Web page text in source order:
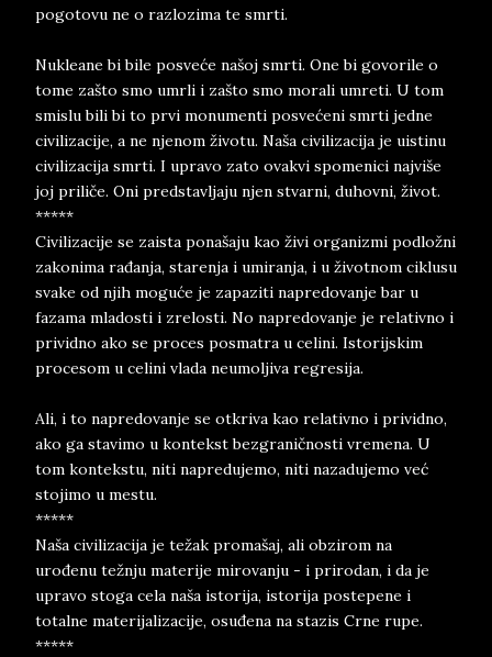
pogotovu ne o razlozima te smrti.
Nukleane bi bile posveće našoj smrti. One bi govorile o
tome zašto smo umrli i zašto smo morali umreti. U tom
smislu bili bi to prvi monumenti posvećeni smrti jedne
civilizacije, a ne njenom životu. Naša civilizacija je uistinu
civilizacija smrti. I upravo zato ovakvi spomenici najviše
joj priliče. Oni predstavljaju njen stvarni, duhovni, život.
*****
Civilizacije se zaista ponašaju kao živi organizmi podložni
zakonima rađanja, starenja i umiranja, i u životnom ciklusu
svake od njih moguće je zapaziti napredovanje bar u
fazama mladosti i zrelosti. No napredovanje je relativno i
prividno ako se proces posmatra u celini. Istorijskim
procesom u celini vlada neumoljiva regresija.
Ali, i to napredovanje se otkriva kao relativno i prividno,
ako ga stavimo u kontekst bezgraničnosti vremena. U
tom kontekstu, niti napredujemo, niti nazadujemo već
stojimo u mestu.
*****
Naša civilizacija je težak promašaj, ali obzirom na
urođenu težnju materije mirovanju - i prirodan, i da je
upravo stoga cela naša istorija, istorija postepene i
totalne materijalizacije, osuđena na stazis Crne rupe.
*****